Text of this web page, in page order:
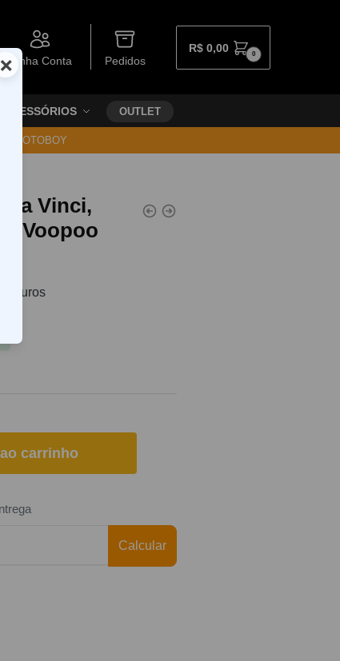
Minha Conta Pedidos
R$ 0,00 0
ACESSÓRIOS OUTLET
MOTOBOY
Vinci,
Voopoo
juros
carrinho
Calcular
×